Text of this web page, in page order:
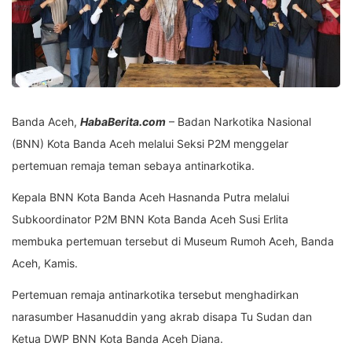
Banda Aceh, HabaBerita.com – Badan Narkotika Nasional
(BNN) Kota Banda Aceh melalui Seksi P2M menggelar
pertemuan remaja teman sebaya antinarkotika.
Kepala BNN Kota Banda Aceh Hasnanda Putra melalui
Subkoordinator P2M BNN Kota Banda Aceh Susi Erlita
membuka pertemuan tersebut di Museum Rumoh Aceh, Banda
Aceh, Kamis.
Pertemuan remaja antinarkotika tersebut menghadirkan
narasumber Hasanuddin yang akrab disapa Tu Sudan dan
Ketua DWP BNN Kota Banda Aceh Diana.